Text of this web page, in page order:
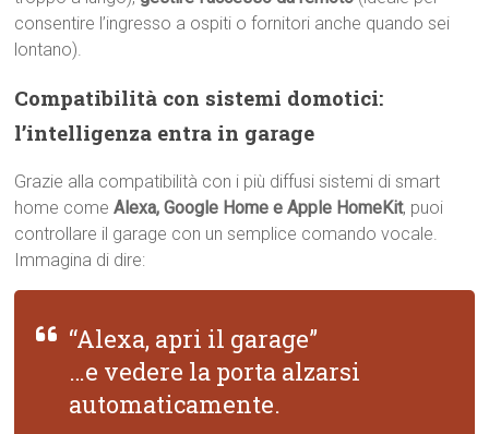
consentire l’ingresso a ospiti o fornitori anche quando sei
lontano).
Compatibilità con sistemi domotici:
l’intelligenza entra in garage
Grazie alla compatibilità con i più diffusi sistemi di smart
home comeAlexa, Google Home e Apple HomeKit, puoi
controllare il garage con un semplice comando vocale.
Immagina di dire:
“Alexa, apri il garage”
…e vedere la porta alzarsi
automaticamente.